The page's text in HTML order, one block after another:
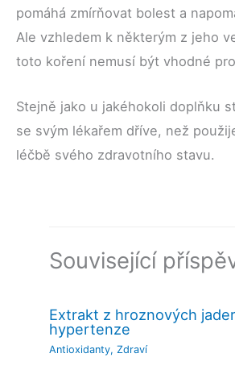
pomáhá zmírňovat bolest a
Ale vzhledem k některým z jeho
toto koření nemusí být vhodné
Stejně jako u jakéhokoli doplňku
se svým lékařem dříve, než
léčbě svého zdravotního stavu.
Související
Extrakt z hroznových
hypertenze
Antioxidanty,Zdraví